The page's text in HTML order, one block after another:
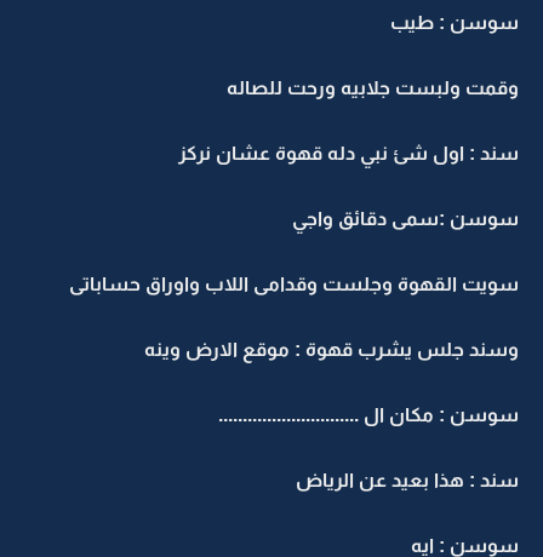
سوسن : طيب
وقمت ولبست جلابيه ورحت للصاله
سند : اول شئ نبي دله قهوة عشان نركز
سوسن :سمى دقائق واجي
سويت القهوة وجلست وقدامى اللاب واوراق حساباتى
وسند جلس يشرب قهوة : موقع الارض وينه
سوسن : مكان ال .............................
سند : هذا بعيد عن الرياض
سوسن : ايه